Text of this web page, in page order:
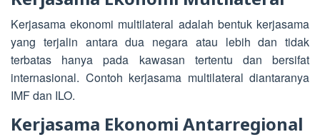
Kerjasama ekonomi multilateral adalah bentuk kerjasama
yang terjalin antara dua negara atau lebih dan tidak
terbatas hanya pada kawasan tertentu dan bersifat
internasional. Contoh kerjasama multilateral diantaranya
IMF dan ILO.
Kerjasama Ekonomi Antarregional